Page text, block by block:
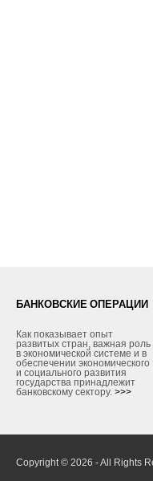
БАНКОВСКИЕ ОПЕРАЦИИ
Как показывает опыт
развитых стран, важная роль
в экономической системе и в
обеспечении экономического
и социального развития
государства принадлежит
банковскому сектору. >>>
Copyright © 2026 - All Rights